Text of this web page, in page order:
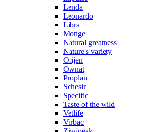
Lenda
Leonardo
Libra
Monge
Natural greatness
Nature's variety
Orijen
Ownat
Proplan
Schesir
Specific
Taste of the wild
Vetlife
Virbac